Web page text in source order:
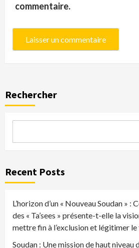
commentaire.
Rechercher
Recent Posts
L’horizon d’un « Nouveau Soudan » :
des « Ta’sees » présente-t-elle la
mettre fin à l’exclusion et légitimer le
Soudan : Une mission de haut niveau